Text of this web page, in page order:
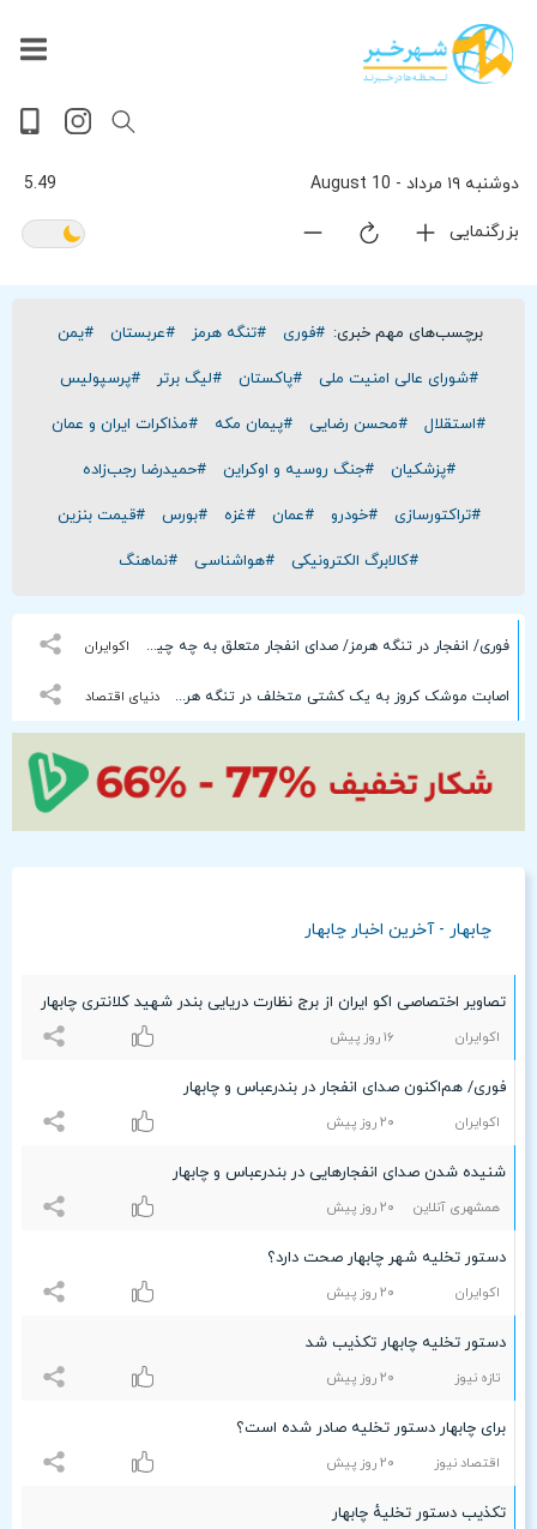
دوشنبه ۱٩ مرداد - 10 August 5.49
بزرگنمایی
پربیننده‌ترین
اخبار
آخرین
اخبار
پخش
داغ
ترین
سیاسی
ورزشی
اقتصادی
حوادث
گوناگون
تصویری
سلامت
جهان
فرهنگی
ویدیویی
بازار
برچسب‌های مهم خبری: #فوری #تنگه هرمز #عربستان #یمن
#شورای عالی امنیت ملی #پاکستان #لیگ برتر #پرسپولیس
#استقلال #محسن رضایی #پیمان مکه #مذاکرات ایران و عمان
#پزشکیان #جنگ روسیه و اوکراین #حمیدرضا رجب‌زاده
#تراکتورسازی #خودرو #عمان #غزه #بورس #قیمت بنزین
#کالابرگ الکترونیکی #هواشناسی #نماهنگ
اکوایران فوری/ انفجار در تنگه هرمز/ صدای انفجار متعلق به چه چیزی بود؟
دنیای اقتصاد اصابت موشک کروز به یک کشتی متخلف در تنگه هرمز + فیلم
چابهار - آخرین اخبار چابهار
تصاویر اختصاصی اکو ایران از برج نظارت دریایی بندر شهید کلانتری چابهار
اکوایران ۱۶ روز پیش
فوری/ هم‌اکنون صدای انفجار در بندرعباس و چابهار
اکوایران ۲۰ روز پیش
شنیده شدن صدای انفجارهایی در بندرعباس و چابهار
همشهری آنلاین ۲۰ روز پیش
دستور تخلیه شهر چابهار صحت دارد؟
اکوایران ۲۰ روز پیش
دستور تخلیه چابهار تکذیب شد
تازه نیوز ۲۰ روز پیش
برای چابهار دستور تخلیه صادر شده است؟
اقتصاد نیوز ۲۰ روز پیش
تکذیب دستور تخلیهٔ چابهار